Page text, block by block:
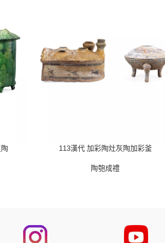
113漢代 加彩陶灶灰陶加彩釜
陶匏成禮